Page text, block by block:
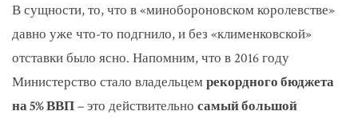
В сущности, то, что в «минобороновском королевстве»
давно уже что-то подгнило, и без «клименковской»
отставки было ясно. Напомним, что в 2016 году
Министерство стало владельцемрекордного бюджета
на 5% ВВП– это действительно самый большой